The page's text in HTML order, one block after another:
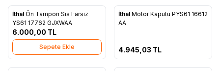
Favorilere Ekle
İthal Ön Tampon Sis Farsız
YS61 17762 GJXWAA
6.000,00 TL
Sepete Ekle
Favorilere Ekle
Tükendi
İthal Motor Kaputu PYS61 16612
AA
4.945,03 TL